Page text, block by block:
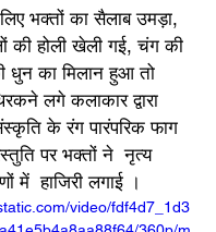
भक्तों का सैलाब उमड़ा,
की होली खेली गई, चंग की
धुन का मिलान हुआ तो
लगे कलाकार द्वारा
के रंग पारंपरिक फाग
पर भक्तों ने  नृत्य
में  हाजिरी लगाई ।
video/fdf4d7_1d3